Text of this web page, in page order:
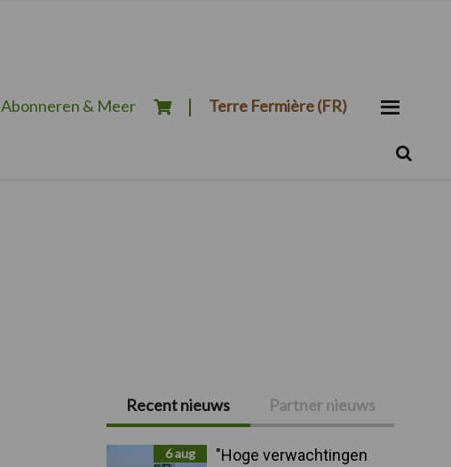
Abonneren & Meer Terre Fermière (FR)
Primaire
Sidebar
Recent nieuws Partner nieuws
6 aug
"Hoge verwachtingen